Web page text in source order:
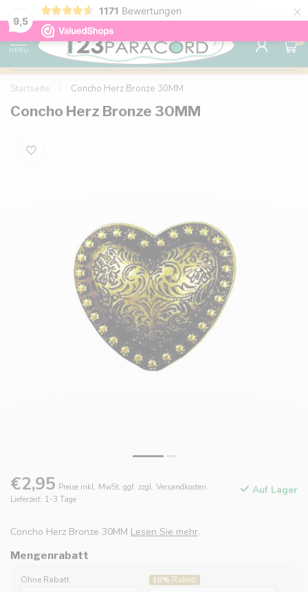
9,5
1171 Bewertungen ×
Über 1.000 Farben und Varianten 98 %
MENU
0
Startseite Concho Herz Bronze 30MM
Concho Herz Bronze 30MM
€2,95 Preise inkl. MwSt. ggf. zzgl. Versandkosten.
Lieferzeit: 1-3 Tage
Auf Lager
Concho Herz Bronze 30MM Lesen Sie mehr.
Mengenrabatt
Ohne Rabatt 10% Rabatt